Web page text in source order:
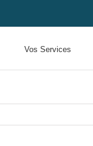
Vos Services